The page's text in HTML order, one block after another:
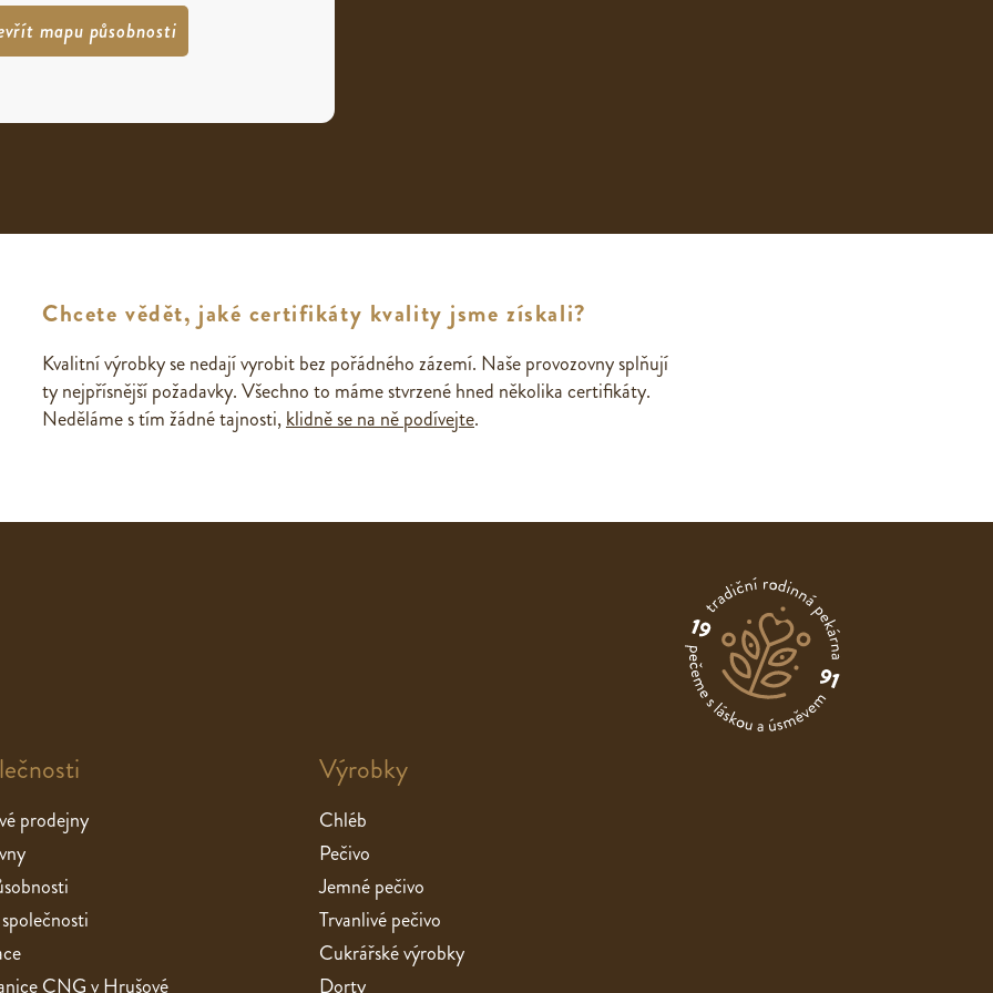
mapu působnosti
Chcete vědět, jaké certifikáty kvality jsme získali?
Kvalitní výrobky se nedají vyrobit bez pořádného zázemí. Naše provozovny splňují
ty nejpřísnější požadavky. Všechno to máme stvrzené hned několika certifikáty.
Neděláme s tím žádné tajnosti,klidně se na ně podívejte.
prodejny
CNG v Hrušové
Výrobky
Chléb
Pečivo
Jemné pečivo
Trvanlivé pečivo
Cukrářské výrobky
Dorty